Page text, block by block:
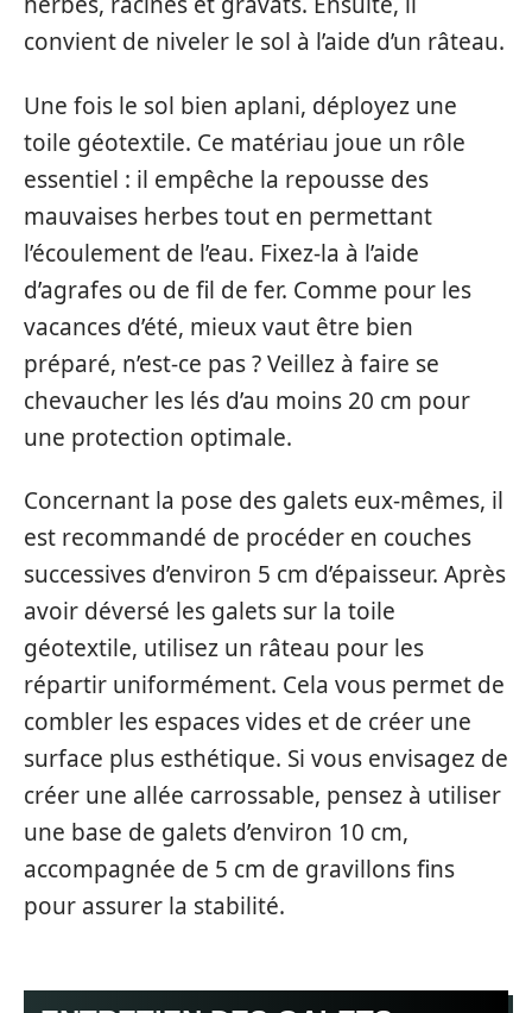
convient de niveler le sol à l’aide d’un râteau.
Une fois le sol bien aplani, déployez une
toile géotextile. Ce matériau joue un rôle
essentiel : il empêche la repousse des
mauvaises herbes tout en permettant
l’écoulement de l’eau. Fixez-la à l’aide
d’agrafes ou de fil de fer. Comme pour les
vacances d’été, mieux vaut être bien
préparé, n’est-ce pas ? Veillez à faire se
chevaucher les lés d’au moins 20 cm pour
une protection optimale.
Concernant la pose des galets eux-mêmes, il
est recommandé de procéder en couches
successives d’environ 5 cm d’épaisseur. Après
avoir déversé les galets sur la toile
géotextile, utilisez un râteau pour les
répartir uniformément. Cela vous permet de
combler les espaces vides et de créer une
surface plus esthétique. Si vous envisagez de
créer une allée carrossable, pensez à utiliser
une base de galets d’environ 10 cm,
accompagnée de 5 cm de gravillons fins
pour assurer la stabilité.